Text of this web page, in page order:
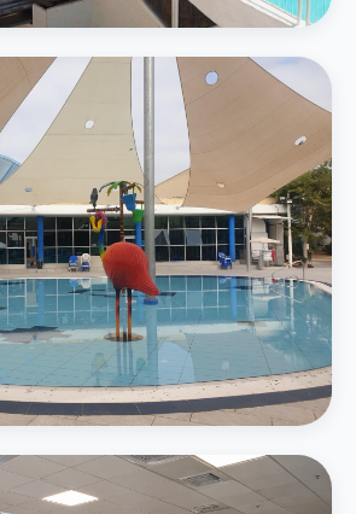
4 מגלשות מים — סלאלום, קאמיקזה ואבובים
בריכת משפחה